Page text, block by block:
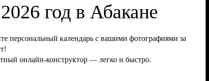
год в Абакане
персональный календарь с вашими фотографиями за
онлайн-конструктор — легко и быстро.